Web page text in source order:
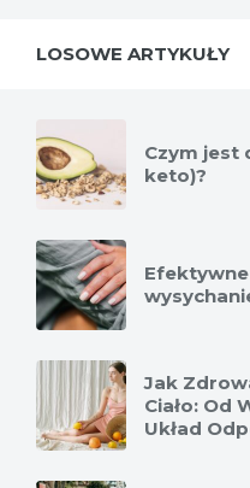
LOSOWE ARTYKUŁY
Czym jest
keto)?
Jak
Ciało: Od
Układ